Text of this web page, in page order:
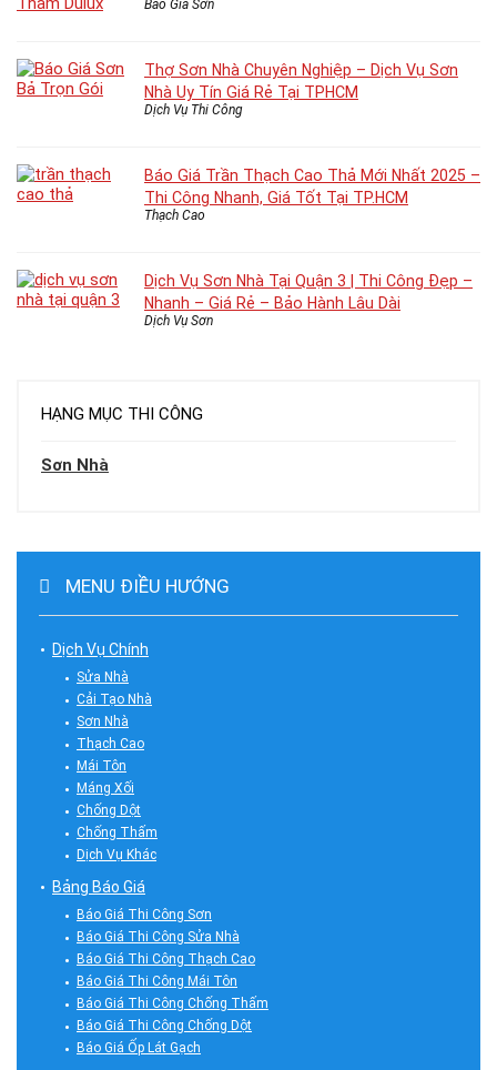
Báo Giá Sơn
Thợ Sơn Nhà Chuyên Nghiệp – Dịch Vụ Sơn
Nhà Uy Tín Giá Rẻ Tại TPHCM
Dịch Vụ Thi Công
Báo Giá Trần Thạch Cao Thả Mới Nhất 2025 –
Thi Công Nhanh, Giá Tốt Tại TP.HCM
Thạch Cao
Dịch Vụ Sơn Nhà Tại Quận 3 | Thi Công Đẹp –
Nhanh – Giá Rẻ – Bảo Hành Lâu Dài
Dịch Vụ Sơn
HẠNG MỤC THI CÔNG
Sơn Nhà
MENU ĐIỀU HƯỚNG
Dịch Vụ Chính
Sửa Nhà
Cải Tạo Nhà
Sơn Nhà
Thạch Cao
Mái Tôn
Máng Xối
Chống Dột
Chống Thấm
Dịch Vụ Khác
Bảng Báo Giá
Báo Giá Thi Công Sơn
Báo Giá Thi Công Sửa Nhà
Báo Giá Thi Công Thạch Cao
Báo Giá Thi Công Mái Tôn
Báo Giá Thi Công Chống Thấm
Báo Giá Thi Công Chống Dột
Báo Giá Ốp Lát Gạch